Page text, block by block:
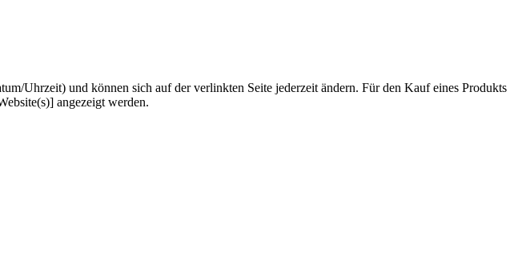
Uhrzeit) und können sich auf der verlinkten Seite jederzeit ändern. Für den Kauf eines Produkts
angezeigt werden.